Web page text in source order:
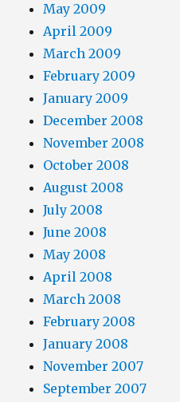
May 2009
April 2009
March 2009
February 2009
January 2009
December 2008
November 2008
October 2008
August 2008
July 2008
June 2008
May 2008
April 2008
March 2008
February 2008
January 2008
November 2007
September 2007